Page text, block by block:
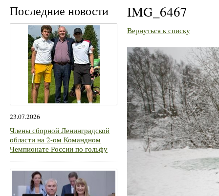
Последние новости
23.07.2026
Члены сборной Ленинградской
области на 2-ом Командном
Чемпионате России по гольфу
IMG_6467
Вернуться к списку